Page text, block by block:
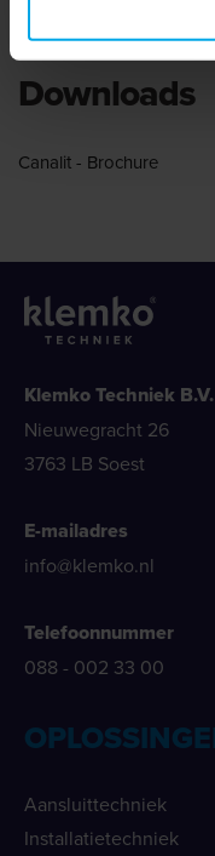
Downloads
Canalit - Brochure
Klemko Techniek B.V.
Nieuwegracht 26
3763 LB Soest
E-mailadres
info@klemko.nl
Telefoonnummer
088 - 002 33 00
Aansluittechniek
Installatietechniek